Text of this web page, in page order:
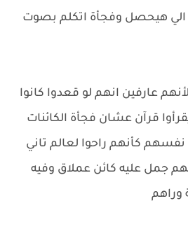
الي هيحصل وفجأة اتكلم بصوت
عارفين انهم لو قعدوا كانوا
قرآن عشان فجأة الكائنات
نفسهم كأنهم راحوا لعالم تاني
جمل عليه كائن عملاق وفيه